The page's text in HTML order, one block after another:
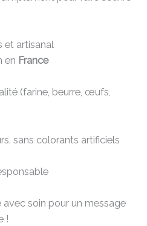
et artisanal
en France
(farine, beurre, œufs,
sans colorants artificiels
soin pour un message
!